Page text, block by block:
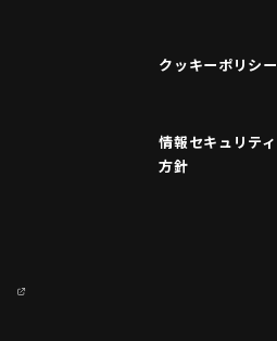
クッキーポリシー
情報セキュリティ
方針